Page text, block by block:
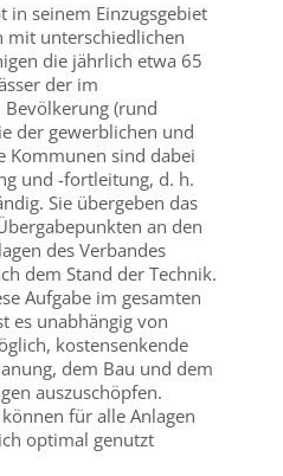
in seinem Einzugsgebiet
mit unterschiedlichen
die jährlich etwa 65
der im
(rund
der gewerblichen und
Kommunen sind dabei
und -fortleitung, d. h.
Sie übergeben das
an den
des Verbandes
dem Stand der Technik.
Aufgabe im gesamten
es unabhängig von
kostensenkende
dem Bau und dem
auszuschöpfen.
für alle Anlagen
optimal genutzt